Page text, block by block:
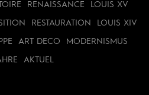
RENAISSANCE LOUIS XV
RESTAURATION LOUIS XIV
ART DECO MODERNISMUS
AKTUEL